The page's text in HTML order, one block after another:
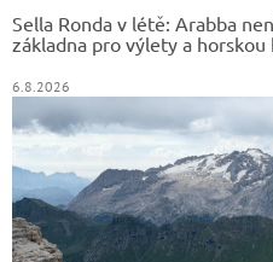
Sella Ronda v létě: Arabba
základna pro výlety a horskou
6.8.2026